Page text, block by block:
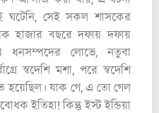
ঘটেনি, সেই সকল শাসকের
হাজার বছরে দফায় দফায়
লোভে, নতুবা
স্বদেশি মশা, পরে স্বদেশি
হয়েছিল। যাক গে, এ তো গেল
ইতিহা! কিন্তু ইস্ট ইন্ডিয়া